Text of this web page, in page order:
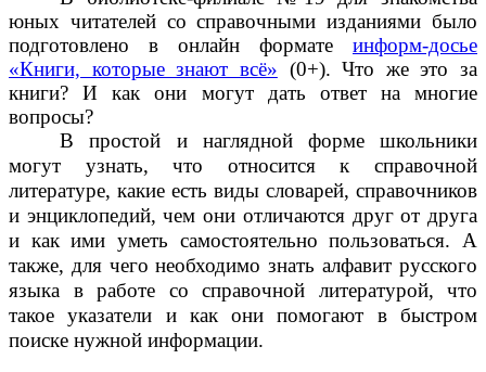
юных читателей со справочными изданиями было
подготовлено в онлайн формате информ-досье
«Книги, которые знают всё» (0+). Что же это за
книги? И как они могут дать ответ на многие
вопросы?
В простой и наглядной форме школьники
могут узнать, что относится к справочной
литературе, какие есть виды словарей, справочников
и энциклопедий, чем они отличаются друг от друга
и как ими уметь самостоятельно пользоваться. А
также, для чего необходимо знать алфавит русского
языка в работе со справочной литературой, что
такое указатели и как они помогают в быстром
поиске нужной информации.